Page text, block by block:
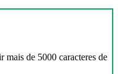
mais de 5000 caracteres de